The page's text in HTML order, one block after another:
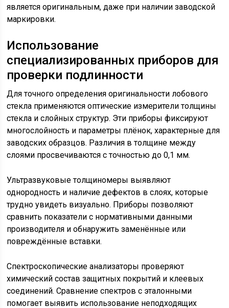
является оригинальным, даже при наличии заводской
маркировки.
Использование
специализированных приборов для
проверки подлинности
Для точного определения оригинальности лобового
стекла применяются оптические измерители толщины
стекла и слойных структур. Эти приборы фиксируют
многослойность и параметры плёнок, характерные для
заводских образцов. Различия в толщине между
слоями просвечиваются с точностью до 0,1 мм.
Ультразвуковые толщиномеры выявляют
однородность и наличие дефектов в слоях, которые
трудно увидеть визуально. Приборы позволяют
сравнить показатели с нормативными данными
производителя и обнаружить заменённые или
повреждённые вставки.
Спектроскопические анализаторы проверяют
химический состав защитных покрытий и клеевых
соединений. Сравнение спектров с эталонными
помогает выявить использование неподходящих